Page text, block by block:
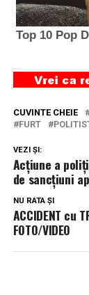
CUVINTE CHEIE
FURT
VEZI ȘI:
Acțiune a
de sancţiuni
NU RATA ȘI
ACCIDENT cu
FOTO/VIDEO